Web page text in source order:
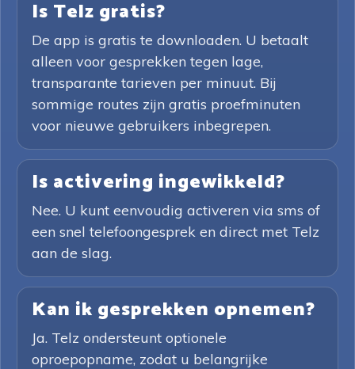
Is Telz gratis?
De app is gratis te downloaden. U betaalt
alleen voor gesprekken tegen lage,
transparante tarieven per minuut. Bij
sommige routes zijn gratis proefminuten
voor nieuwe gebruikers inbegrepen.
Is activering ingewikkeld?
Nee. U kunt eenvoudig activeren via sms of
een snel telefoongesprek en direct met Telz
aan de slag.
Kan ik gesprekken opnemen?
Ja. Telz ondersteunt optionele
oproepopname, zodat u belangrijke